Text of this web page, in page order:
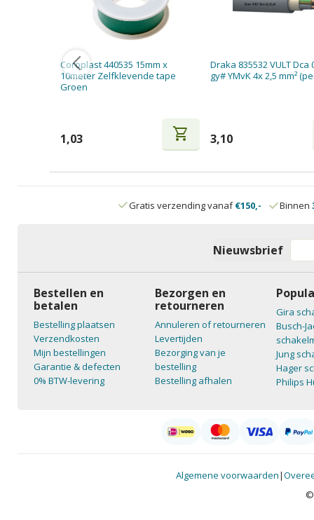
Coroplast 440535 15mm x
10meter Zelfklevende tape
Groen
1,03 shopping_cart
Draka 835532 VULT Dca
gy# YMvK 4x 2,5 mm²
3,10
Gratis verzending vanaf€150,- Binnen
Nieuwsbrief
Bestellen en
betalen
Bestelling plaatsen
Verzendkosten
Mijn bestellingen
Garantie & defecten
0% BTW-levering
Bezorgen en
retourneren
Annuleren of retourneren
Levertijden
Bezorging van je
bestelling
Bestelling afhalen
Gira
Busch-
Jung
Hager
Philips
Algemene voorwaarden|
©